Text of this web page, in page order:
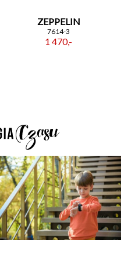
ZEPPELIN
7614-3
1 470,-